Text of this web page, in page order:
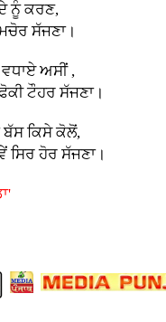
ਨੂੰ ਕਰਣ,
ਸੱਜਣਾ।
ਅਸੀਂ ,
ਟੌਹਰ ਸੱਜਣਾ।
ਬੱਸ ਕਿਸੇ ਕੋਲੋਂ,
ਸਿਰ ਹੋਰ ਸੱਜਣਾ।